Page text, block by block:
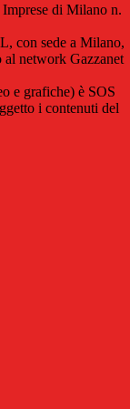
Imprese di Milano n.
con sede a Milano,
al network Gazzanet
e grafiche) è SOS
i contenuti del